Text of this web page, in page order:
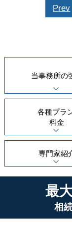
Prev
当事務所の
各種プラ
料金
専門家紹
最
相